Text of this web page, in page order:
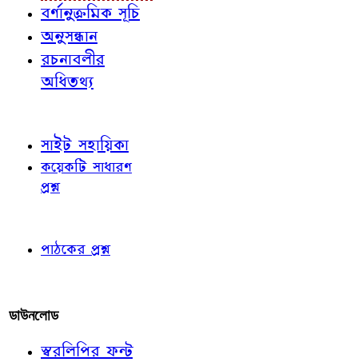
বর্ণানুক্রমিক সূচি
অনুসন্ধান
রচনাবলীর
অধিতথ্য
সাইট সহায়িকা
কয়েকটি সাধারণ
প্রশ্ন
পাঠকের প্রশ্ন
ডাউনলোড
স্বরলিপির ফন্ট